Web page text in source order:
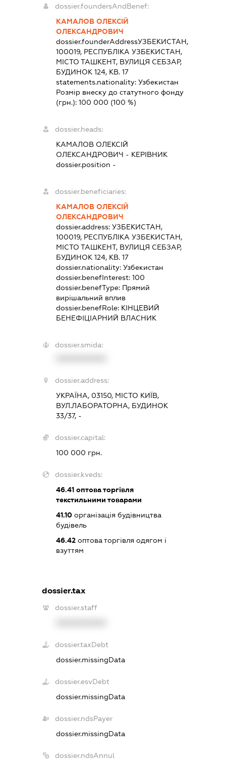
dossier.foundersAndBenef:
КАМАЛОВ ОЛЕКСІЙ
ОЛЕКСАНДРОВИЧ
dossier.founderAddressУЗБЕКИСТАН,
100019, РЕСПУБЛІКА УЗБЕКИСТАН,
МІСТО ТАШКЕНТ, ВУЛИЦЯ СЕБЗАР,
БУДИНОК 124, КВ. 17
statements.nationality: Узбекистан
Розмір внеску до статутного фонду
(грн.): 100 000 (100 %)
dossier.heads:
КАМАЛОВ ОЛЕКСІЙ
ОЛЕКСАНДРОВИЧ - КЕРІВНИК
dossier.position -
dossier.beneficiaries:
КАМАЛОВ ОЛЕКСІЙ
ОЛЕКСАНДРОВИЧ
dossier.address: УЗБЕКИСТАН,
100019, РЕСПУБЛІКА УЗБЕКИСТАН,
МІСТО ТАШКЕНТ, ВУЛИЦЯ СЕБЗАР,
БУДИНОК 124, КВ. 17
dossier.nationality: Узбекистан
dossier.benefInterest: 100
dossier.benefType: Прямий
вирішальний вплив
dossier.benefRole: КІНЦЕВИЙ
БЕНЕФІЦІАРНИЙ ВЛАСНИК
dossier.smida:
dossier.address:
УКРАЇНА, 03150, МІСТО КИЇВ,
ВУЛ.ЛАБОРАТОРНА, БУДИНОК
33/37, -
dossier.capital:
100 000 грн.
dossier.kveds:
46.41оптова торгівля
текстильними товарами
41.10організація будівництва
будівель
46.42оптова торгівля одягом і
взуттям
dossier.tax
dossier.staff
dossier.taxDebt
dossier.missingData
dossier.esvDebt
dossier.missingData
dossier.ndsPayer
dossier.missingData
dossier.ndsAnnul